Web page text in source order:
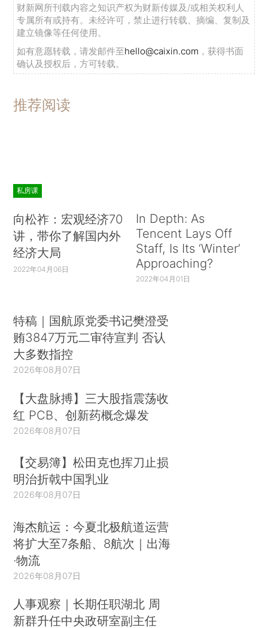
的大公司来说，这一点尤其具有挑战性。这就导致公司披露的数
据并不能与上市主体范畴保持一致，这样不同公司之间的对比就
显得没有意义。尤其在环境数据的披露范围上，某些行业在用电
密度和用水密度上，数量级都不尽相同。
专业支持。例如，“碳排放量”是衡量环境指数的一个关键指标。
E、指标背后逻辑理解欠缺：
致披露的角度和内容无法满足监管和资本市场关注这些指标本身
的动机。例如，港交所要求的供应商区域分布的情况，其实是为
了鼓励本地化采购减少运输过程中的碳排放。
3、关于改进 ESG 披露的几点建议
价值几乎不高，需要从披露标准统一化、指标定义专业化、披露
范围固定化、统计计算智慧化等方面进一步发展，相关的机构和
组织应该围绕以下方向努力：
- 内地监管机构应推出统一的披露指引，并聚焦最重要的指标，
辅以强制披露要求。虽然不同的发布机构会在目标和范围上有所
差异，但是应该设立一系列具体且强制性的标准。 中国监管机构
和交易所应该在全球报告倡议组织Global Reporting Initiative (GRI)
等标准的基础上，结合中国上市公司的特色，尽快推出强制性的
ESG信息披露指引。当然，监管与交易所应该鼓励上市公司进行
升中国上市公司在国际资本市场的价值和信赖，整体提升中国资
本市场的水平。
- 上市公司应该采取线上化、智慧化的工具，来收集、监控ESG
数据，并通过历史数据和同行对标提升管理水平。
跨部门的自动化流程，而非过于依赖人工收集。公司的ESG表现
财新网所刊载内容之知识产权为财新传媒及/或相关权利人
专属所有或持有。未经许可，禁止进行转载、摘编、复制及
建立镜像等任何使用。
如有意愿转载，请发邮件至hello@caixin.com ，获得书面
确认及授权后，方可转载。
推荐阅读
私房课
向松祚：宏观经济70
讲，带你了解国内外
经济大局
2022年04月06日
In Depth: As
Tencent Lays Off
Staff, Is Its ‘Winter’
Approaching?
2022年04月01日
特稿｜国航原党委书记樊澄受
贿3847万元二审待宣判 否认
大多数指控
2026年08月07日
【大盘脉搏】三大股指震荡收
红 PCB、创新药概念爆发
2026年08月07日
【交易簿】松田克也挥刀止损
明治折戟中国乳业
2026年08月07日
海杰航运：今夏北极航道运营
将扩大至7条船、8航次｜出海
·物流
2026年08月07日
人事观察｜长期任职湖北 周
新群升任中央政研室副主任